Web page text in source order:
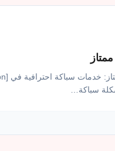
سباكة…